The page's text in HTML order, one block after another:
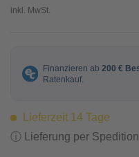
inkl. MwSt.
Lieferzeit 14 Tage
ⓘ Lieferung per Spedition